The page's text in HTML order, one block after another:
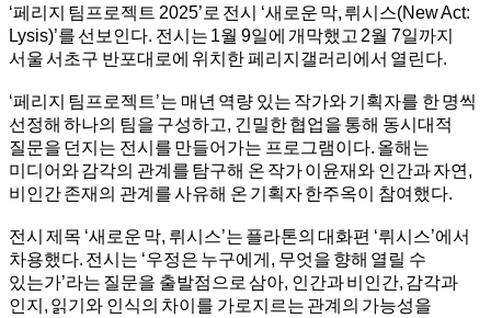
‘페리지 팀프로젝트 2025’로 전시 ‘새로운 막, 뤼시스(New Act:
Lysis)’를 선보인다. 전시는 1월 9일에 개막했고 2월 7일까지
서울 서초구 반포대로에 위치한 페리지갤러리에서 열린다.
‘페리지 팀프로젝트’는 매년 역량 있는 작가와 기획자를 한 명씩
선정해 하나의 팀을 구성하고, 긴밀한 협업을 통해 동시대적
질문을 던지는 전시를 만들어가는 프로그램이다. 올해는
미디어와 감각의 관계를 탐구해 온 작가 이윤재와 인간과 자연,
비인간 존재의 관계를 사유해 온 기획자 한주옥이 참여했다.
전시 제목 ‘새로운 막, 뤼시스’는 플라톤의 대화편 ‘뤼시스’에서
차용했다. 전시는 ‘우정은 누구에게, 무엇을 향해 열릴 수
있는가’라는 질문을 출발점으로 삼아, 인간과 비인간, 감각과
인지, 읽기와 인식의 차이를 가로지르는 관계의 가능성을